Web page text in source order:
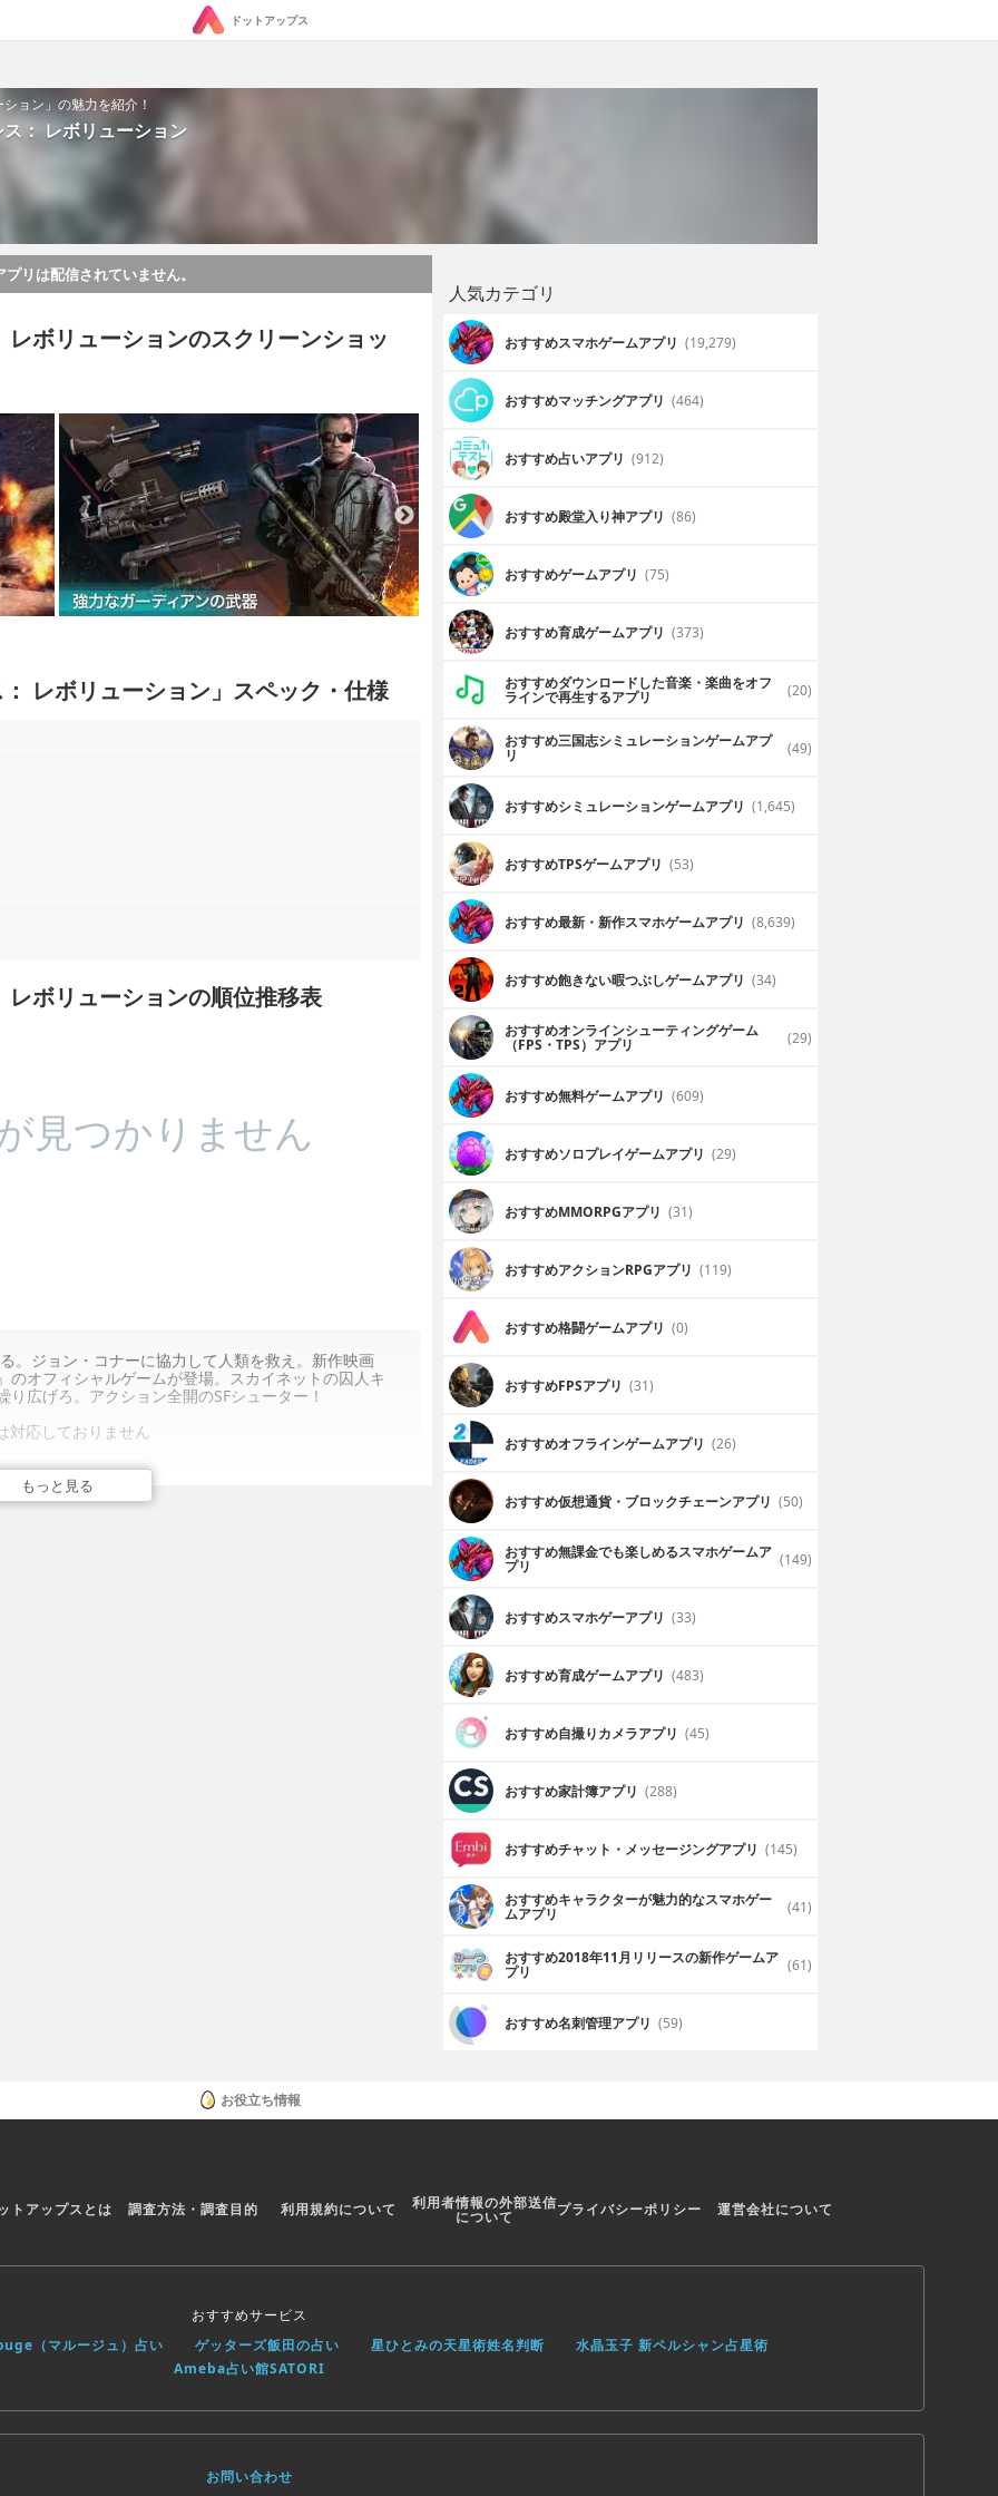
ドットアップス
ョン」の魅力を紹介！
： レボリューション
リは配信されていません。
ボリューションのスクリーンショッ
レボリューション」スペック・仕様
ボリューションの順位推移表
見つかりません
もっと見る
。ジョン・コナーに協力して人類を救え。新作映画
のオフィシャルゲームが登場。スカイネットの囚人キ
広げろ。アクション全開のSFシューター！
対応しておりません
た未来で戦い抜け！
す。
情報は、こちらのプライバシーポリシーをお読みくだ
人気カテゴリ
おすすめスマホゲームアプリ (19,279)
おすすめマッチングアプリ (464)
おすすめ占いアプリ (912)
おすすめ殿堂入り神アプリ (86)
おすすめゲームアプリ (75)
おすすめ育成ゲームアプリ (373)
おすすめダウンロードした音楽・楽曲をオフ
ラインで再生するアプリ (20)
おすすめ三国志シミュレーションゲームアプ
リ (49)
おすすめシミュレーションゲームアプリ (1,645)
おすすめTPSゲームアプリ (53)
おすすめ最新・新作スマホゲームアプリ (8,639)
おすすめ飽きない暇つぶしゲームアプリ (34)
おすすめオンラインシューティングゲーム
（FPS・TPS）アプリ (29)
おすすめ無料ゲームアプリ (609)
おすすめソロプレイゲームアプリ (29)
おすすめ MMORPGアプリ (31)
おすすめアクションRPGアプリ (119)
おすすめ格闘ゲームアプリ (0)
おすすめFPSアプリ (31)
おすすめオフラインゲームアプリ (26)
おすすめ仮想通貨・ブロックチェーンアプリ (50)
おすすめ無課金でも楽しめるスマホゲームア
プリ (149)
おすすめスマホゲーアプリ (33)
おすすめ育成ゲームアプリ (483)
おすすめ自撮りカメラアプリ (45)
おすすめ家計簿アプリ (288)
おすすめチャット・メッセージングアプリ (145)
おすすめキャラクターが魅力的なスマホゲー
ムアプリ (41)
おすすめ2018年11月リリースの新作ゲームア
プリ (61)
おすすめ名刺管理アプリ (59)
お役立ち情報
トアップスとは 調査方法・調査目的 利用規約について 利用者情報の外部送信
について プライバシーポリシー 運営会社について
おすすめサービス
（マルージュ）占い ゲッターズ飯田の占い 星ひとみの天星術姓名判断
水晶玉子 新ペルシャン占星術
Ameba占い館SATORI
お問い合わせ